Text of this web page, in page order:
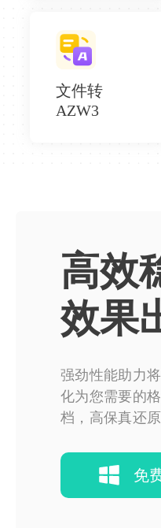
文件转
AZW3
高效
效果
强劲性能助力
化为您需要的
档，高保真还
免